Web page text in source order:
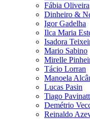
Fábia Oliveira
Dinheiro &
Igor Gadelha
Ilca Maria
Isadora
Mario Sabino
Mirelle
Tácio Lorran
Manoela
Lucas Pasin
Tiago
Demétrio
Reinaldo